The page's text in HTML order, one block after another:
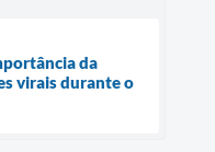
da
virais durante o